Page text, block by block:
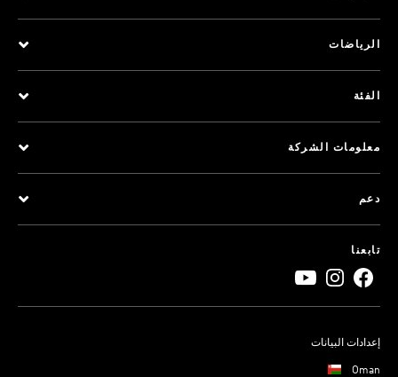
الرياضات
الفئة
معلومات الشركة
دعم
تابعنا
إعدادات البيانات
Oman